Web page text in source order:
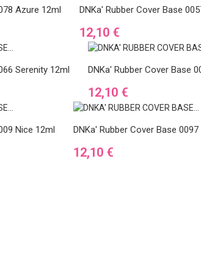
Azure 12ml DNKa' Rubber Cover Base
Ár
12,10 €
Serenity 12ml DNKa' Rubber Cover Base
Ár
12,10 €
Nice 12ml DNKa' Rubber Cover Base
Ár
12,10 €